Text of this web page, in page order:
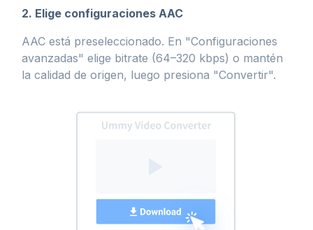
2. Elige configuraciones AAC
AAC está preseleccionado. En "Configuraciones
avanzadas" elige bitrate (64–320 kbps) o mantén
la calidad de origen, luego presiona "Convertir".